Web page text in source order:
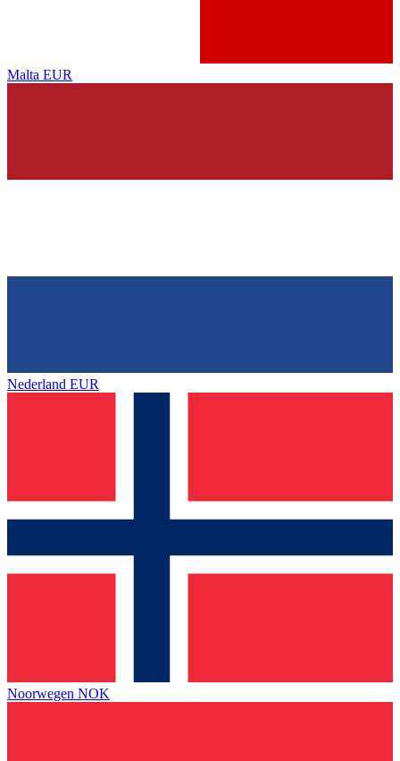
Malta EUR
Nederland EUR
Noorwegen NOK